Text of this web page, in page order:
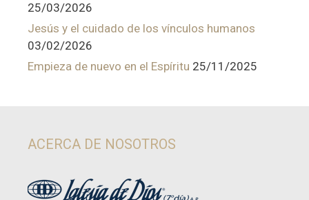
25/03/2026
Jesús y el cuidado de los vínculos humanos
03/02/2026
Empieza de nuevo en el Espíritu 25/11/2025
ACERCA DE NOSOTROS